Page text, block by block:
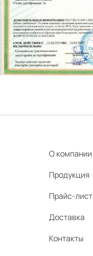
О компании
Продукция
Прайс-лист
Доставка
Контакты